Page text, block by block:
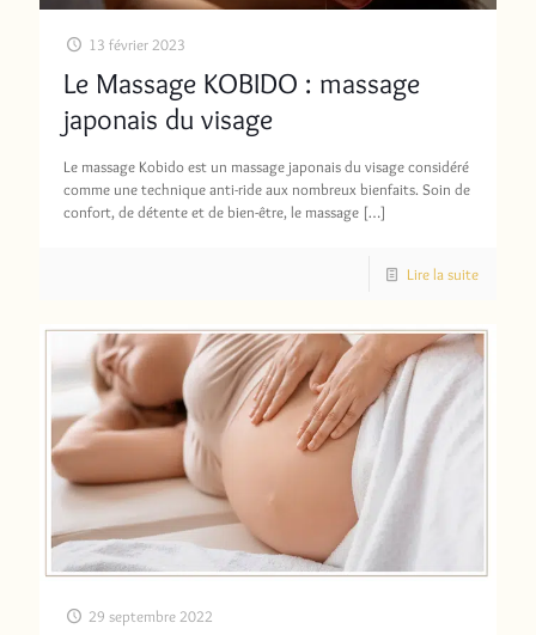
13 février 2023
Le Massage KOBIDO : massage
japonais du visage
Le massage Kobido est un massage japonais du visage considéré
comme une technique anti-ride aux nombreux bienfaits. Soin de
confort, de détente et de bien-être, le massage […]
Lire la suite
29 septembre 2022